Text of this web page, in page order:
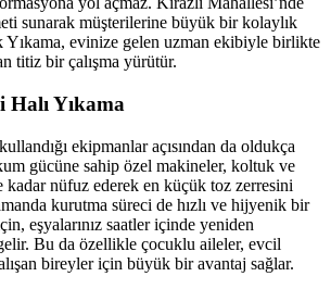
sunarak müşterilerine büyük bir kolaylık
evinize gelen uzman ekibiyle birlikte
titiz bir çalışma yürütür.
Halı Yıkama
ekipmanlar açısından da oldukça
gücüne sahip özel makineler, koltuk ve
kadar nüfuz ederek en küçük toz zerresini
kurutma süreci de hızlı ve hijyenik bir
eşyalarınız saatler içinde yeniden
Bu da özellikle çocuklu aileler, evcil
bireyler için büyük bir avantaj sağlar.